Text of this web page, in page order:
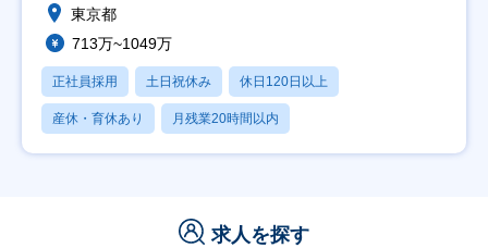
東京都
713万~1049万
正社員採用 土日祝休み 休日120日以上
産休・育休あり 月残業20時間以内
求人を探す